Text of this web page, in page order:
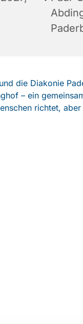
die Diakonie
– ein
richtet,